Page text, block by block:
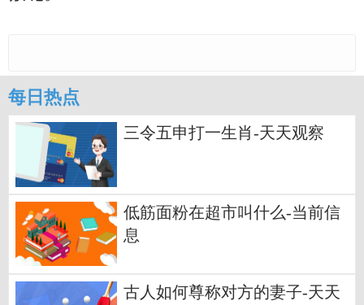
每日热点
三令五申打一生肖-天天观察
低筋面粉在超市叫什么-当前信
息
古人如何尊称对方的妻子-天天